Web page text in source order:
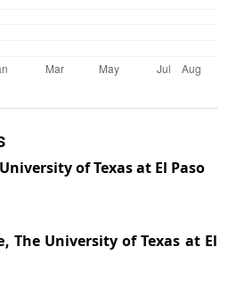
of Texas at El Paso
The University of Texas at El